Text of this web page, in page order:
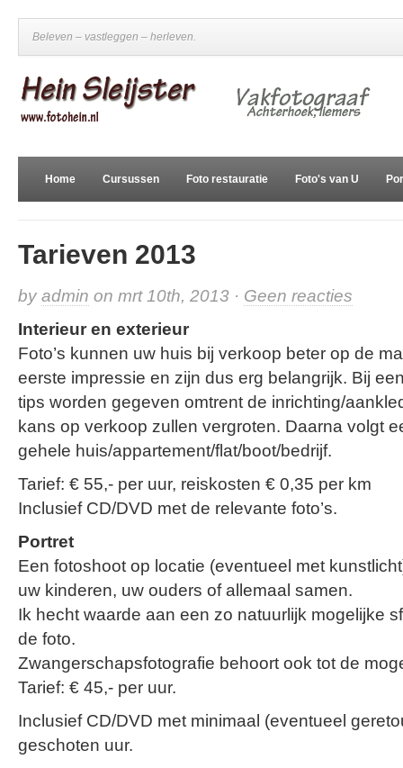
Beleven – vastleggen – herleven.
Home Cursussen Foto restauratie Foto's van U
Tarieven 2013
by admin on mrt 10th, 2013 · Geen reacties
Tarieven
Interieur en exterieur
Foto’s kunnen uw huis bij verkoop beter op de
eerste impressie en zijn dus erg belangrijk. Bij
tips worden gegeven omtrent de inrichting/
kans op verkoop zullen vergroten. Daarna volgt
gehele huis/appartement/flat/boot/bedrijf.
Tarief: € 55,- per uur, reiskosten € 0,35 per km
Inclusief CD/DVD met de relevante foto’s.
Portret
Een fotoshoot op locatie (eventueel met
uw kinderen, uw ouders of allemaal samen.
Ik hecht waarde aan een zo natuurlijk mogelijke
de foto.
Zwangerschapsfotografie behoort ook tot de
Tarief: € 45,- per uur.
Inclusief CD/DVD met minimaal (eventueel
geschoten uur.